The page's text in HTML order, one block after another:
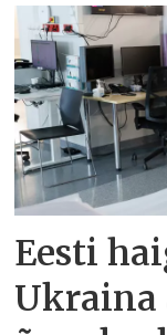
Eesti
Ukraina